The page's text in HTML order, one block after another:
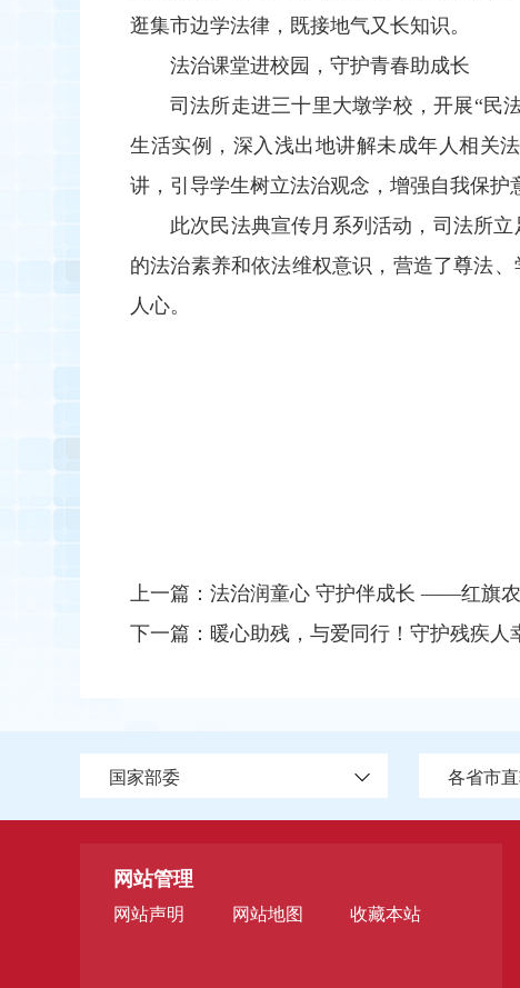
逛集市边学法律，既接地气又长知识。
法治课堂进校园，守护青春助成长
司法所走进三十里大墩学校，开展“民
生活实例，深入浅出地讲解未成年人相关
讲，引导学生树立法治观念，增强自我保护
此次民法典宣传月系列活动，司法所
的法治素养和依法维权意识，营造了尊法
人心。
上一篇： 法治润童心 守护伴成长 ——红旗
下一篇： 暖心助残，与爱同行！守护残疾人
国家部委 各省市
网站管理
网站声明 网站地图 收藏本站